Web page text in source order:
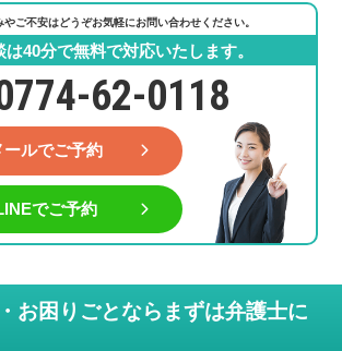
やご不安はどうぞお気軽にお問い合わせください。
は40分で無料で対応いたします。
62-0118
ールでご予約
でご予約
お困りごとならまずは弁護士に